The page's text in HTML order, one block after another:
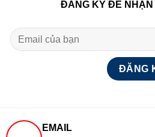
ĐĂNG KÝ ĐỂ NHẬN
EMAIL